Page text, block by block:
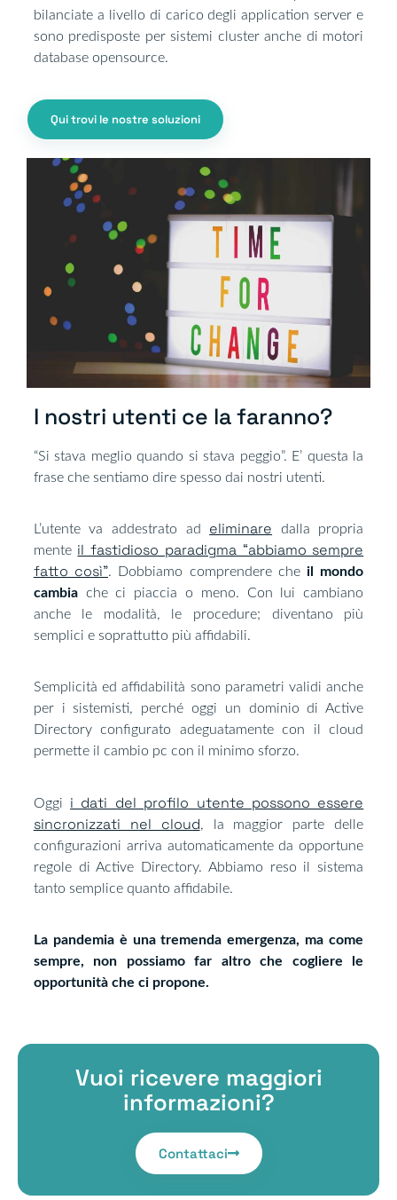
bilanciate a livello di carico degli application server e
sono predisposte per sistemi cluster anche di motori
database opensource.
Qui trovi le nostre soluzioni
I nostri utenti ce la faranno?​
“Si stava meglio quando si stava peggio”. E’ questa la
frase che sentiamo dire spesso dai nostri utenti.
L’utente va addestrato ad eliminare dalla propria
mente il fastidioso paradigma “abbiamo sempre
fatto così”. Dobbiamo comprendere che il mondo
cambiache ci piaccia o meno. Con lui cambiano
anche le modalità, le procedure; diventano più
semplici e soprattutto più affidabili.
Semplicità ed affidabilità sono parametri validi anche
per i sistemisti, perché oggi un dominio di Active
Directory configurato adeguatamente con il cloud
permette il cambio pc con il minimo sforzo.
Oggi i dati del profilo utente possono essere
sincronizzati nel cloud, la maggior parte delle
configurazioni arriva automaticamente da opportune
regole di Active Directory. Abbiamo reso il sistema
tanto semplice quanto affidabile.
La pandemia è una tremenda emergenza, ma come
sempre, non possiamo far altro che cogliere le
opportunità che ci propone.
Vuoi ricevere maggiori
informazioni?
Contattaci